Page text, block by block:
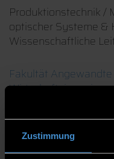
Zustimmung
Produktionstechnik /
optischer Systeme &
Wissenschaftliche
Fakultät
Professor
Wissenschaftliche